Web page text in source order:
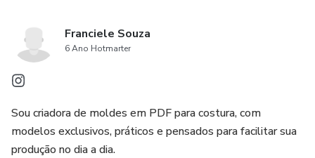
Franciele Souza
6 Ano Hotmarter
Sou criadora de moldes em PDF para costura, com
modelos exclusivos, práticos e pensados para facilitar sua
produção no dia a dia.